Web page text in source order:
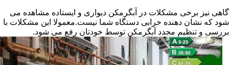
گاهی نیز برخی مشکلات در آبگرمکن دیواری و ایستاده مشاهده می
شود که نشان دهنده خرابی دستگاه شما نیست.معمولا این مشکلات با
بررسی و تنظیم مجدد آبگرمکن توسط خودتان رفع می شود.